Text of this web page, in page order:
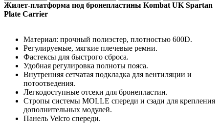
Жилет-платформа под бронепластины Kombat UK Spartan
Plate Carrier
Материал: прочный полиэстер, плотностью 600D.
Регулируемые, мягкие плечевые ремни.
Фастексы для быстрого сброса.
Удобная регулировка полноты пояса.
Внутренняя сетчатая подкладка для вентиляции и
потоотведения.
Легкодоступные отсеки для бронепластин.
Стропы системы MOLLE спереди и сзади для крепления
дополнительных модулей.
Панель Velcro спереди.